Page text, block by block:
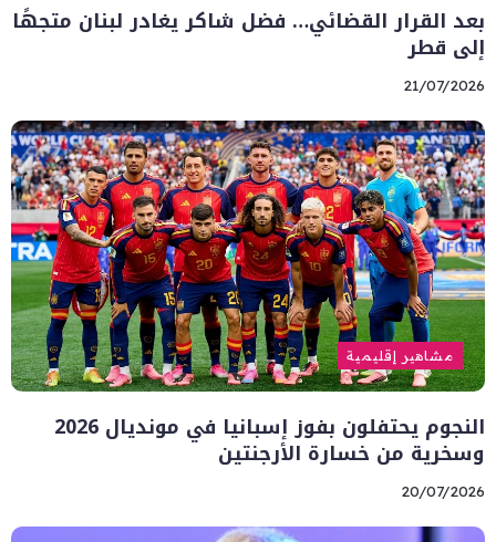
بعد القرار القضائي… فضل شاكر يغادر لبنان متجهًا
إلى قطر
21/07/2026
مشاهير إقليمية
النجوم يحتفلون بفوز إسبانيا في مونديال 2026
وسخرية من خسارة الأرجنتين
20/07/2026